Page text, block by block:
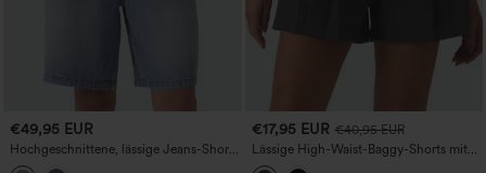
€49,95 EUR
Hochgeschnittene, lässige Jeans-Shorts
mit Kordelzug und Taschen, 9''
€17,95 EUR €40,95 EUR
Lässige High-Waist-Baggy-Shorts mit
Bundfalten und Taschen